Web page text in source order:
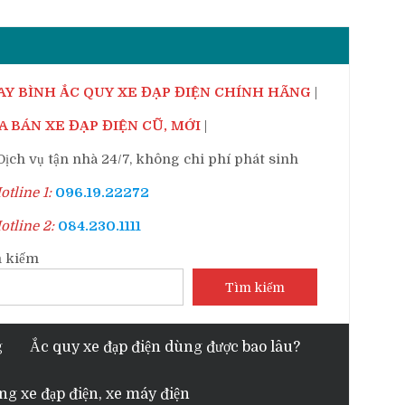
BÌNH ẮC QUY XE ĐẠP ĐIỆN CHÍNH HÃNG |
BÁN XE ĐẠP ĐIỆN CŨ, MỚI |
vụ tận nhà 24/7, không chi phí phát sinh
1: 096.19.22272
2: 084.230.1111
kiếm
Tìm kiếm
Ắc quy xe đạp điện dùng được bao lâu?
xe đạp điện, xe máy điện